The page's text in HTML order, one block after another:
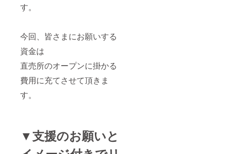
す。
今回、皆さまにお願いする
資金は
直売所のオープンに掛かる
費用に充てさせて頂きま
す。
▼支援のお願いと